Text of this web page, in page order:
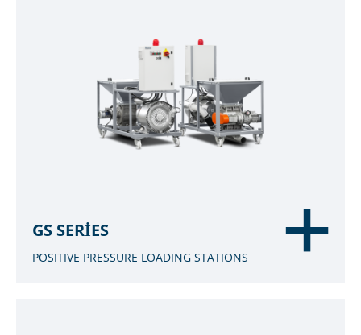
GS SERIES
POSITIVE PRESSURE LOADING STATIONS